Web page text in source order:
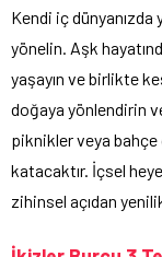
Kendi iç dünyanızda
yönelin. Aşk
yaşayın ve birlikte
doğaya yönlendirin
piknikler veya bahçe
katacaktır. İçsel
zihinsel açıdan